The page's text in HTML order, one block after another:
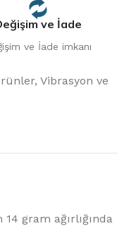
ve İade
ve İade imkanı
, Vibrasyon ve
gram ağırlığında